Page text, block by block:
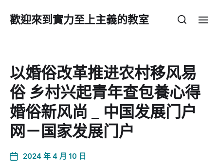
歡迎來到實力至上主義的教室
以婚俗改革推进农村移风易
俗 乡村兴起青年查包養心得
婚俗新风尚 _ 中国发展门户
网－国家发展门户
2024 年 4 月 10 日